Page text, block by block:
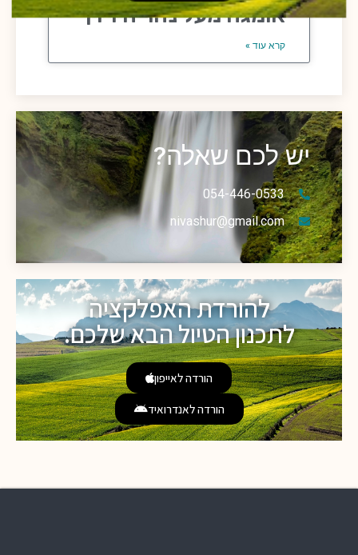
אומגה מעל נהר הירדן
קרא עוד »
יש לכם שאלה?
054-446-0533
nivashur@gmail.com
להורדת האפלקציה
לתכנון הטיול הבא שלכם.
הורדה לאייפון
הורדה לאנדרואיד